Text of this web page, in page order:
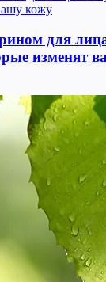
для
изменят